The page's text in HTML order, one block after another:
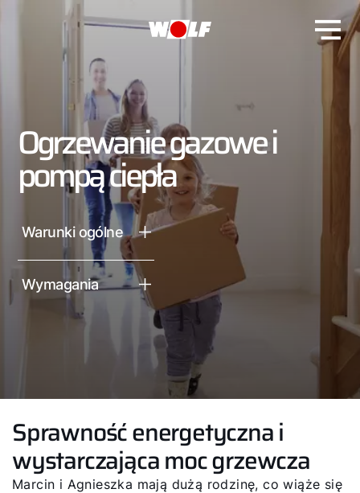
Ogrzewanie gazowe i
pompą ciepła
Warunki ogólne
Wymagania
Sprawność energetyczna i
wystarczająca moc grzewcza
Marcin i Agnieszka mają dużą rodzinę, co wiąże się